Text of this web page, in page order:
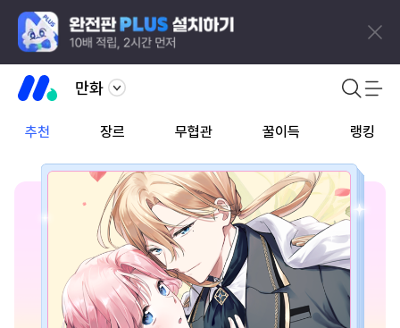
만화
추천 장르 무협관 꿀이득 랭킹